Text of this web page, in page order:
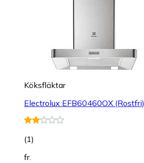
Köksfläktar
Electrolux EFB60460OX (Rostfri)
(1)
fr.